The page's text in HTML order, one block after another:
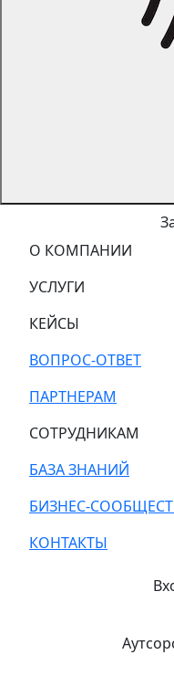
О КОМПАНИИ
УСЛУГИ
КЕЙСЫ
ВОПРОС-ОТВЕТ
ПАРТНЕРАМ
СОТРУДНИКАМ
БАЗА ЗНАНИЙ
БИЗНЕС-
КОНТАКТЫ